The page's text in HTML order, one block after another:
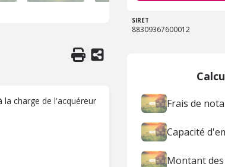
la charge de l'acquéreur
SIRET
88309367600012
Frais de
Capacité
Montant